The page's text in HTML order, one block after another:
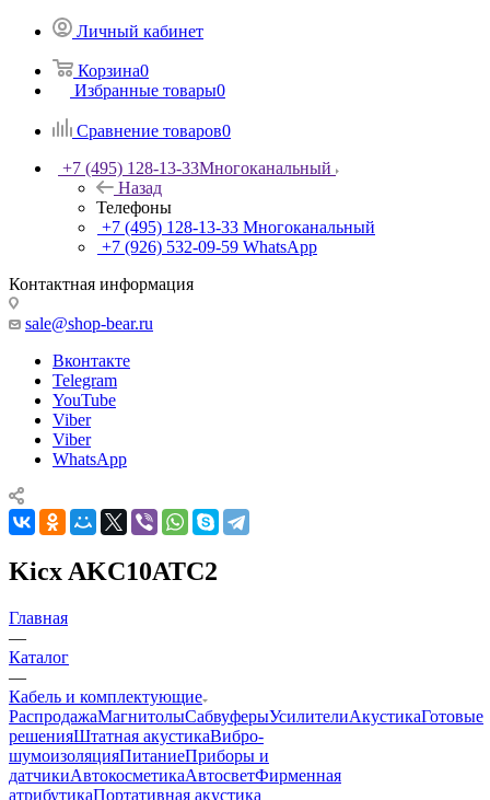
Личный кабинет
Корзина0
Избранные товары0
Сравнение товаров0
+7 (495) 128-13-33Многоканальный
Назад
Телефоны
+7 (495) 128-13-33 Многоканальный
+7 (926) 532-09-59 WhatsApp
Контактная информация
sale@shop-bear.ru
Вконтакте
Telegram
YouTube
Viber
Viber
WhatsApp
Kicx AKC10ATC2
Главная
—
Каталог
—
Кабель и комплектующие
РаспродажаМагнитолыСабвуферыУсилителиАкустикаГотовые
решенияШтатная акустикаВибро-
шумоизоляцияПитаниеПриборы и
датчикиАвтокосметикаАвтосветФирменная
атрибутикаПортативная акустика